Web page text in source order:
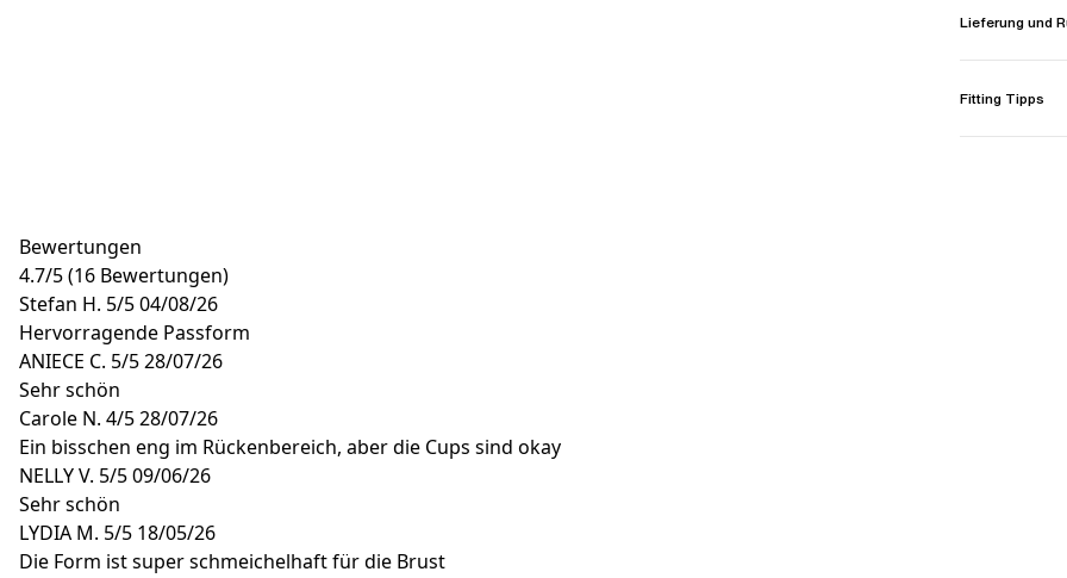
Lieferung und
Fitting Tipps
Bewertungen
4.7/5(16 Bewertungen)
Stefan H. 5/504/08/26
Hervorragende Passform
ANIECE C. 5/528/07/26
Sehr schön
Carole N. 4/528/07/26
Ein bisschen eng im Rückenbereich, aber die Cups sind okay
NELLY V. 5/509/06/26
Sehr schön
LYDIA M. 5/5 18/05/26
Die Form ist super schmeichelhaft für die Brust